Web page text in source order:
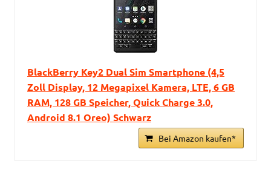
BlackBerry Key2 Dual Sim Smartphone (4,5
Zoll Display, 12 Megapixel Kamera, LTE, 6 GB
RAM, 128 GB Speicher, Quick Charge 3.0,
Android 8.1 Oreo) Schwarz
Bei Amazon kaufen*